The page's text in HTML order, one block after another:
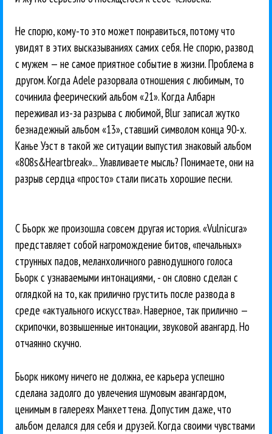
Не спорю, кому-то это может понравиться, потому что
увидят в этих высказываниях самих себя. Не спорю, развод
с мужем — не самое приятное событие в жизни. Проблема в
другом. Когда Adele разорвала отношения с любимым, то
сочинила феерический альбом «21». Когда Албарн
переживал из-за разрыва с любимой, Blur записал жутко
безнадежный альбом «13», ставший символом конца 90-х.
Канье Уэст в такой же ситуации выпустил знаковый альбом
«808s&Heartbreak»... Улавливаете мысль? Понимаете, они на
разрыв сердца «просто» стали писать хорошие песни.
С Бьорк же произошла совсем другая история. «Vulnicura»
представляет собой нагромождение битов, «печальных»
струнных падов, меланхоличного равнодушного голоса
Бьорк с узнаваемыми интонациями, - он словно сделан с
оглядкой на то, как прилично грустить после развода в
среде «актуального искусства». Наверное, так прилично —
скрипочки, возвышенные интонации, звуковой авангард. Но
отчаянно скучно.
Бьорк никому ничего не должна, ее карьера успешно
сделана задолго до увлечения шумовым авангардом,
ценимым в галереях Манхеттена. Допустим даже, что
альбом делался для себя и друзей. Когда своими чувствами